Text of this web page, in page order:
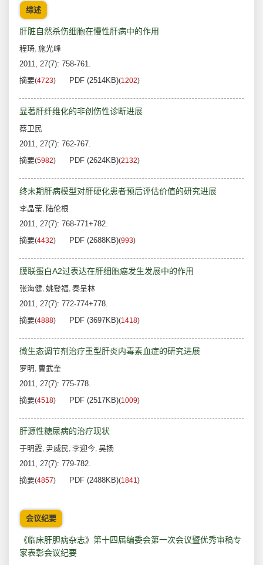
综述
肝脏自然杀伤细胞在慢性肝病中的作用
程琦, 施光峰
2011, 27(7): 758-761.
摘要(4723) PDF (2514KB)(1202)
显著肝纤维化的非创伤性诊断进展
蔡卫民
2011, 27(7): 762-767.
摘要(5982) PDF (2624KB)(2132)
终末期肝病模型对肝硬化患者预后评估价值的研究进展
李晶莹, 陆伦根
2011, 27(7): 768-771+782.
摘要(4432) PDF (2688KB)(993)
膜联蛋白A2过表达在肝细胞癌发生发展中的作用
张海健, 姚登福, 秦呈林
2011, 27(7): 772-774+778.
摘要(4888) PDF (3697KB)(1418)
微生态调节剂治疗重型肝炎内毒素血症的研究进展
罗明 , 曹武奎
2011, 27(7): 775-778.
摘要(4518) PDF (2517KB)(1009)
肝源性糖尿病的治疗现状
于明霞, 尹威民, 李迎今, 吴扬
2011, 27(7): 779-782.
摘要(4857) PDF (2488KB)(1841)
会议纪要
《临床肝胆病杂志》第十四届编委会第一次会议暨优秀审稿专
家表彰会议纪要